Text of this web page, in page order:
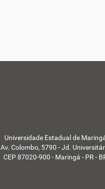
Universidade Estadual de
Av. Colombo, 5790 - Jd.
CEP 87020-900 - Maringá - PR -